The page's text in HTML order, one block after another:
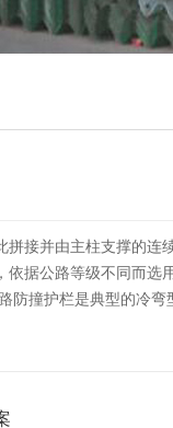
接并由主柱支撑的连
依据公路等级不同而选
防撞护栏是典型的冷